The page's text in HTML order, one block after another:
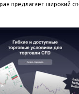
предлагает широкий